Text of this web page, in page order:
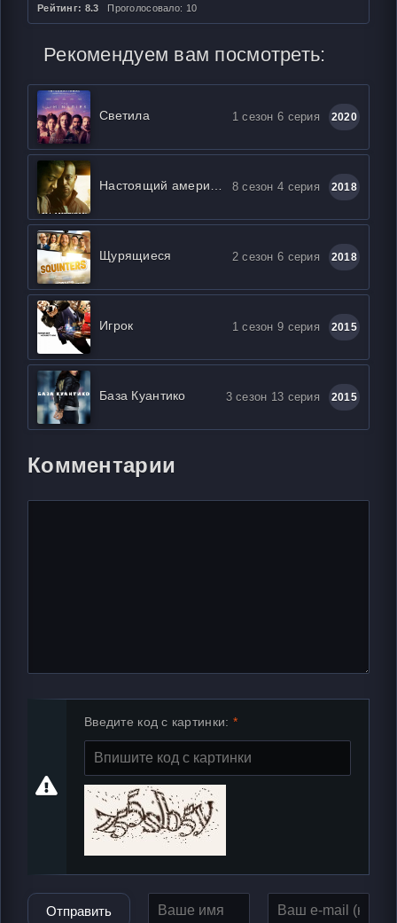
Рейтинг: 8.3 Проголосовало: 10
Рекомендуем вам посмотреть:
Светила 1 сезон 6 серия 2020
8 сезон 4 серия 2018
Щурящиеся 2 сезон 6 серия 2018
Игрок 1 сезон 9 серия 2015
База Куантико 3 сезон 13 серия 2015
Комментарии
Введите код с картинки:
Отправить